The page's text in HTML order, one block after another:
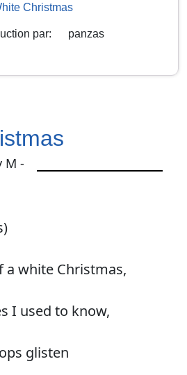
Christmas
par: panzas
M -
white Christmas,
I used to know,
glisten